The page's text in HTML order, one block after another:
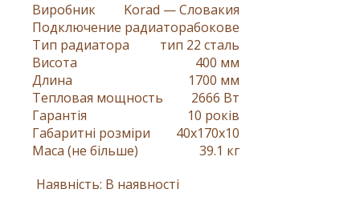
Виробник
Korad — Словакия
Подключение радиаторабокове
Тип радиатора
тип 22 сталь
Висота
400 мм
Длина
1700 мм
Тепловая мощность
2666 Вт
Гарантія
10 років
Габаритні розміри
40x170x10
Маса (не більше)
39.1 кг
Наявність: В наявності